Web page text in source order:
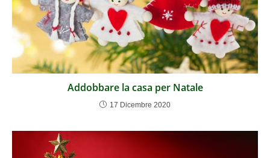
Addobbare la casa per Natale
17 Dicembre 2020